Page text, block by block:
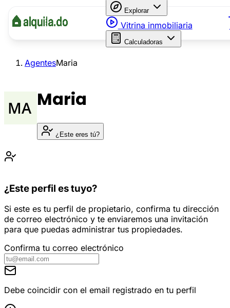
Explorar
Vitrina inmobiliaria
Calculadoras
AgentesMaria
Maria
¿Este eres tú?
¿Este perfil es tuyo?
Si este es tu perfil de propietario, confirma tu dirección
de correo electrónico y te enviaremos una invitación
para que puedas administrar tus propiedades.
Confirma tu correo electrónico
Debe coincidir con el email registrado en tu perfil